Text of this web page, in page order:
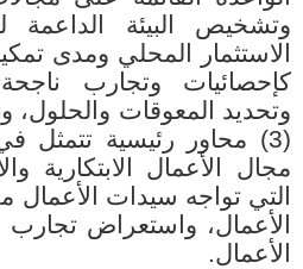
وتشخيص البيئة
الاستثمار المحلي ومدى
كإحصائيات وتجارب
وتحديد المعوقات
(3) محاور رئيسية تتمثل
مجال الأعمال الابتكارية
التي تواجه سيدات الأعمال
الأعمال، واستعراض تجارب
الأعمال.